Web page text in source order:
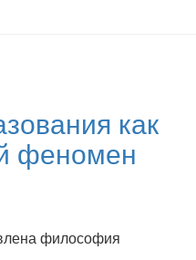
как
феномен
философия